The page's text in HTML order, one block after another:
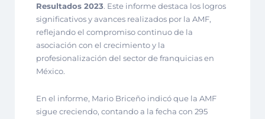
Resultados 2023. Este informe destaca los logros
significativos y avances realizados por la AMF,
reflejando el compromiso continuo de la
asociación con el crecimiento y la
profesionalización del sector de franquicias en
México.
En el informe, Mario Briceño indicó que la AMF
sigue creciendo, contando a la fecha con 295